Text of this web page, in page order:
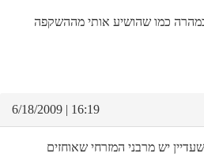
כמו שהושיע אותי מההשקפה
16:19 | 6/18/2009
יש מרבני המזרחי שאוחזים